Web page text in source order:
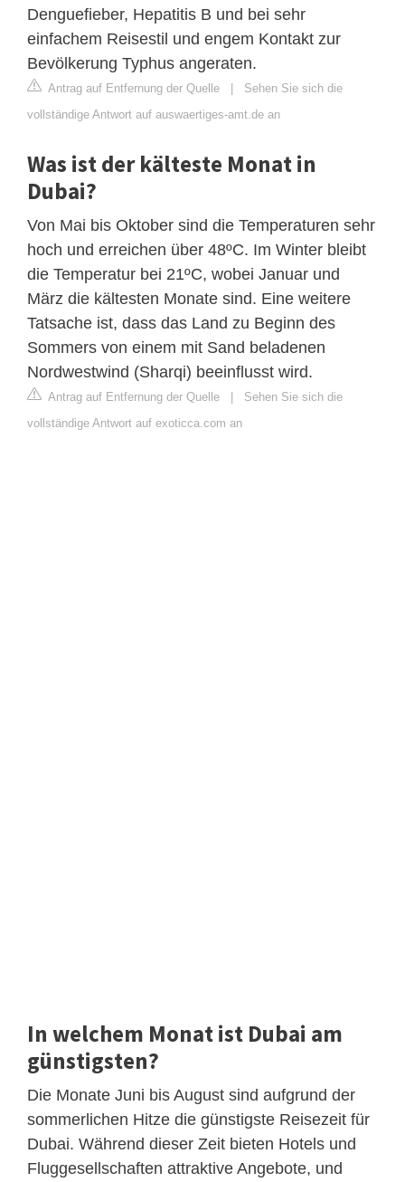
Denguefieber, Hepatitis B und bei sehr
einfachem Reisestil und engem Kontakt zur
Bevölkerung Typhus angeraten.
Antrag auf Entfernung der Quelle | Sehen Sie sich die
vollständige Antwort auf auswaertiges-amt.de an
Was ist der kälteste Monat in
Dubai?
Von Mai bis Oktober sind die Temperaturen sehr
hoch und erreichen über 48ºC. Im Winter bleibt
die Temperatur bei 21ºC, wobei Januar und
März die kältesten Monate sind. Eine weitere
Tatsache ist, dass das Land zu Beginn des
Sommers von einem mit Sand beladenen
Nordwestwind (Sharqi) beeinflusst wird.
Antrag auf Entfernung der Quelle | Sehen Sie sich die
vollständige Antwort auf exoticca.com an
In welchem Monat ist Dubai am
günstigsten?
Die Monate Juni bis August sind aufgrund der
sommerlichen Hitze die günstigste Reisezeit für
Dubai. Während dieser Zeit bieten Hotels und
Fluggesellschaften attraktive Angebote, und